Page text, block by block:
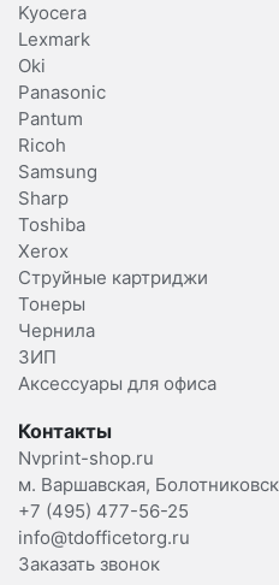
Kyocera
Lexmark
Oki
Panasonic
Pantum
Ricoh
Samsung
Sharp
Toshiba
Xerox
Струйные картриджи
Тонеры
Чернила
ЗИП
Аксессуары для офиса
Контакты
Nvprint-shop.ru
м. Варшавская,
+7 (495) 477-56-25
info@tdofficetorg.ru
Заказать звонок